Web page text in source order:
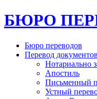
БЮРО
Бюро переводов
Перевод документов
Нотариально
Апостиль
Письменный
Устный